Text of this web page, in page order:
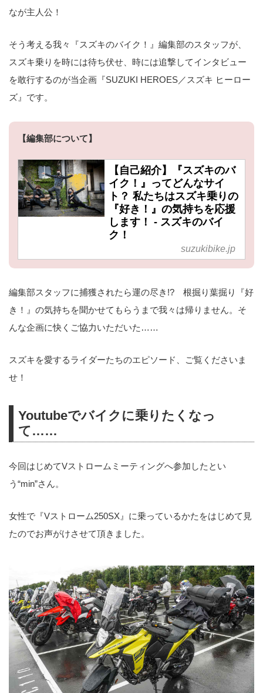
なが主人公！
そう考える我々『スズキのバイク！』編集部のスタッフが、
スズキ乗りを時には待ち伏せ、時には追撃してインタビュー
を敢行するのが当企画『SUZUKI HEROES／スズキ ヒーロー
ズ』です。
【編集部について】
【自己紹介】『スズキのバ
イク！』ってどんなサイ
ト？ 私たちはスズキ乗りの
『好き！』の気持ちを応援
します！ - スズキのバイ
ク！
suzukibike.jp
編集部スタッフに捕獲されたら運の尽き!? 根掘り葉掘り『好
き！』の気持ちを聞かせてもらうまで我々は帰りません。そ
んな企画に快くご協力いただいた……
スズキを愛するライダーたちのエピソード、ご覧くださいま
せ！
Youtubeでバイクに乗りたくなっ
て……
今回はじめてVストロームミーティングへ参加したとい
う“min”さん。
女性で『Vストローム250SX』に乗っているかたをはじめて見
たのでお声がけさせて頂きました。